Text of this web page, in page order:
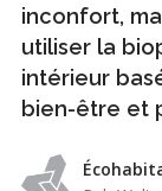
inconfort,
utiliser la
intérieur
bien-être et